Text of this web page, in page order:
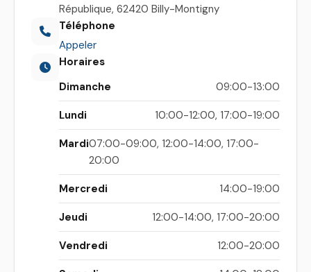
République, 62420 Billy-Montigny
Téléphone
Appeler
Horaires
Dimanche
09:00-13:00
Lundi 10:00-12:00, 17:00-19:00
Mardi07:00-09:00, 12:00-14:00, 17:00-
20:00
Mercredi 14:00-19:00
Jeudi 12:00-14:00, 17:00-20:00
Vendredi 12:00-20:00